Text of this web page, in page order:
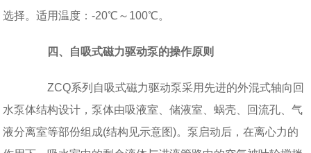
选择。适用温度：-20℃～100℃。
四、自吸式磁力驱动泵的操作原则
ZCQ系列自吸式磁力驱动泵采用先进的外混式轴向回
水泵体结构设计，泵体由吸液室、储液室、蜗壳、回流孔、气
液分离室等部份组成(结构见示意图)。泵启动后，在离心力的